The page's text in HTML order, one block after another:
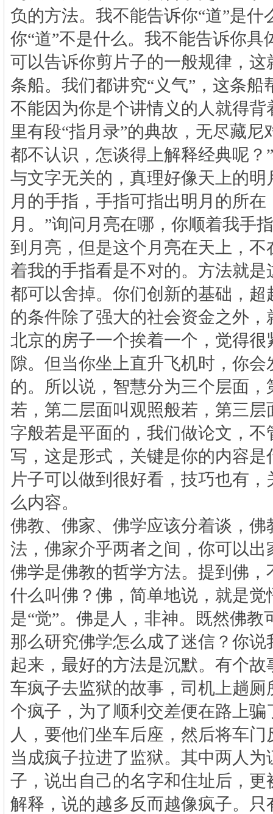
负的方法。我不能告诉你“道”是什
你“道”不是什么。我不能告诉你具
可以告诉你剪片子的一般规律，这
条船。我们都讲究“义气”，这条船
不能因为你是个讲情义的人就得背
里有段“指月录”的典故，无尽藏尼
都不认识，怎谈得上解释经典呢？
与文字无关的，真理好像天上的明
月的手指，手指可指出明月的所
月。”询问月亮在哪，你顺着我手
到月亮，但是这个月亮在天上，不
着我的手指看是不对的。方法就是
都可以舍掉。你们创新的基础，超
的条件除了强大的社会资金之外
北京的房子一个挨着一个，觉得很
隙。但当你坐上直升飞机时，你
的。所以说，智慧分为三个层面
若，第二层面叫观照般若，第三层
字般若是平面的，我们做论文，不
写，这是形式，关键是你的内容是
片子可以做到很好看，技巧也有
么内容。
佛教、佛家、佛学应该分着谈，佛
法，佛家介乎两者之间，你可以出
佛学是佛教的哲学方法。提到佛，
什么叫佛？佛，简单地说，就是觉
是“觉”。佛是人，非神。既然佛教
那么研究佛学怎么成了迷信？你说
起来，最好的方法是沉默。有个
车疯子去监狱的故事，司机上趟厕
个疯子，为了顺利交差便在路上骗
人，要他们坐车后座，然后将车
当成疯子拉进了监狱。其中两人为
子，说出自己的名字和住址后，更
解释，说的越多反而越像疯子。只